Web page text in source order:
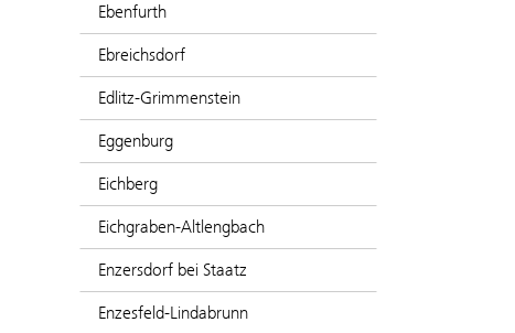
Ebenfurth
Ebreichsdorf
Edlitz-Grimmenstein
Eggenburg
Eichberg
Eichgraben-Altlengbach
Enzersdorf bei Staatz
Enzesfeld-Lindabrunn